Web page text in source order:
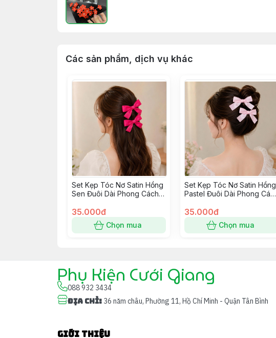
Các sản phẩm, dịch vụ khác
Set Kẹp Tóc Nơ Satin Hồng
Sen Đuôi Dài Phong Cách
35.000đ
Chọn mua
Set Kẹp Tóc Nơ Satin Hồng
Pastel Đuôi Dài Phong Cách
35.000đ
Chọn mua
Phụ Kiện Cưới Giang
088 932 3434
Địa chỉ: 36 năm châu, Phường 11, Hồ Chí Minh - Quận Tân Bình
Giới thiệu